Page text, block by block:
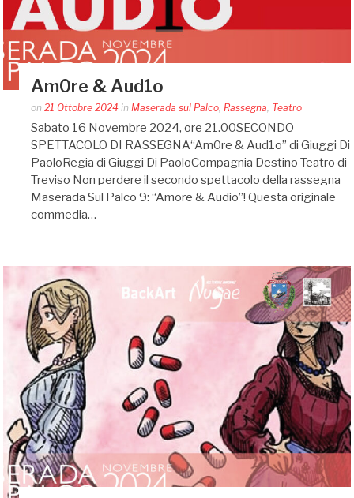
Am0re & Aud1o
Posted
by
on21 Ottobre 2024 inMaserada sul Palco,Rassegna, Teatro
Sabato 16 Novembre 2024, ore 21.00SECONDO
SPETTACOLO DI RASSEGNA“Am0re & Aud1o” di Giuggi Di
PaoloRegia di Giuggi Di PaoloCompagnia Destino Teatro di
Treviso Non perdere il secondo spettacolo della rassegna
Maserada Sul Palco 9: “Amore & Audio”! Questa originale
commedia…